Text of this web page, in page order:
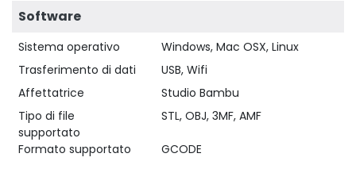
Software
Sistema operativo
Windows, Mac OSX, Linux
Trasferimento di dati
USB, Wifi
Affettatrice
Studio Bambu
Tipo di file
supportato
STL, OBJ, 3MF, AMF
Formato supportato GCODE